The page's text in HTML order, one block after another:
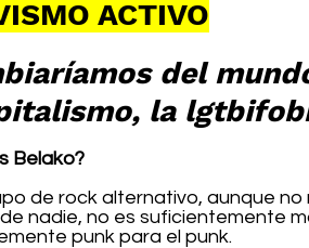
ACTIVO
del
la
Belako?
de rock alternativo, aunque
nadie, no es suficientemente
punk para el punk.